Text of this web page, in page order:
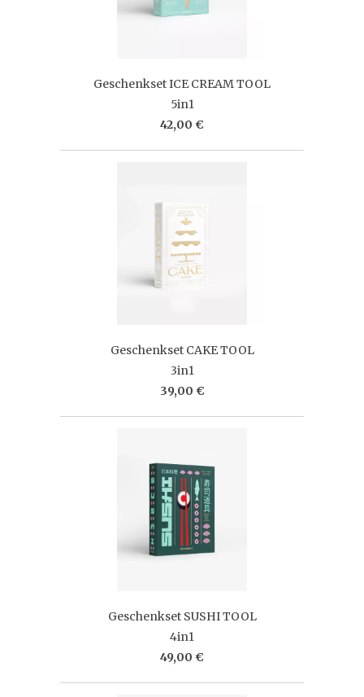
Geschenkset ICE CREAM TOOL
5in1
42,00 €
Geschenkset CAKE TOOL
3in1
39,00 €
Geschenkset SUSHI TOOL
4in1
49,00 €